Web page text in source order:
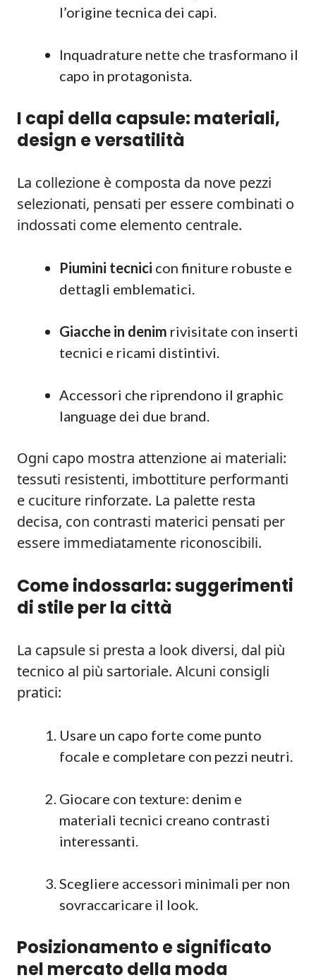
l’origine tecnica dei capi.
Inquadrature nette che trasformano il
capo in protagonista.
I capi della capsule: materiali,
design e versatilità
La collezione è composta da nove pezzi
selezionati, pensati per essere combinati o
indossati come elemento centrale.
Piumini tecnici con finiture robuste e
dettagli emblematici.
Giacche in denim rivisitate con inserti
tecnici e ricami distintivi.
Accessori che riprendono il graphic
language dei due brand.
Ogni capo mostra attenzione ai materiali:
tessuti resistenti, imbottiture performanti
e cuciture rinforzate. La palette resta
decisa, con contrasti materici pensati per
essere immediatamente riconoscibili.
Come indossarla: suggerimenti
di stile per la città
La capsule si presta a look diversi, dal più
tecnico al più sartoriale. Alcuni consigli
pratici:
Usare un capo forte come punto
focale e completare con pezzi neutri.
Giocare con texture: denim e
materiali tecnici creano contrasti
interessanti.
Scegliere accessori minimali per non
sovraccaricare il look.
Posizionamento e significato
nel mercato della moda